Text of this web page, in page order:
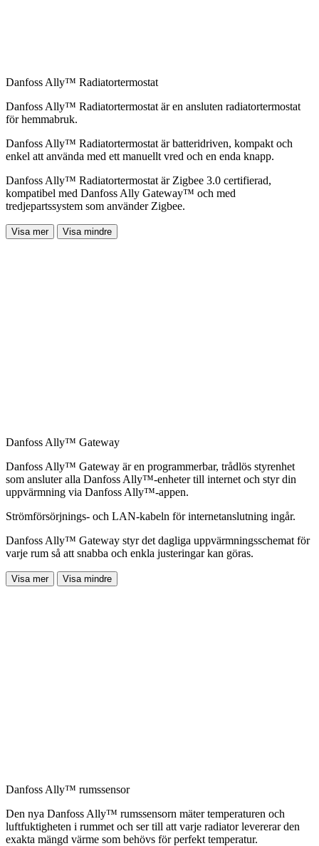
Danfoss Ally™ Radiatortermostat
Danfoss Ally™ Radiatortermostat är en ansluten radiatortermostat
för hemmabruk.
Danfoss Ally™ Radiatortermostat är batteridriven, kompakt och
enkel att använda med ett manuellt vred och en enda knapp.
Danfoss Ally™ Radiatortermostat är Zigbee 3.0 certifierad,
kompatibel med Danfoss Ally Gateway™ och med
tredjepartssystem som använder Zigbee.
Visa mer Visa mindre
Danfoss Ally™ Gateway
Danfoss Ally™ Gateway är en programmerbar, trådlös styrenhet
som ansluter alla Danfoss Ally™-enheter till internet och styr din
uppvärmning via Danfoss Ally™-appen.
Strömförsörjnings- och LAN-kabeln för internetanslutning ingår.
Danfoss Ally™ Gateway styr det dagliga uppvärmningsschemat för
varje rum så att snabba och enkla justeringar kan göras.
Visa mer Visa mindre
Danfoss Ally™ rumssensor
Den nya Danfoss Ally™ rumssensorn mäter temperaturen och
luftfuktigheten i rummet och ser till att varje radiator levererar den
exakta mängd värme som behövs för perfekt temperatur.